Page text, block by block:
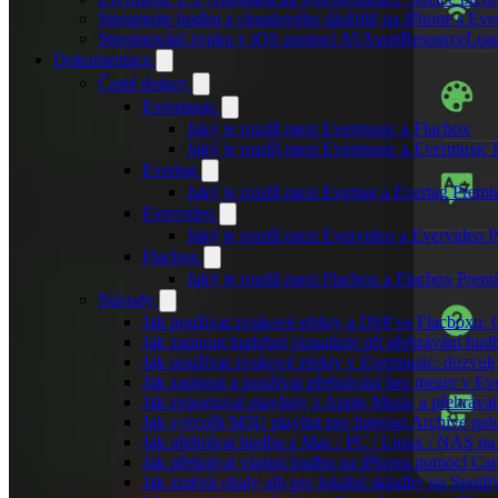
Streamujte hudbu z cloudového úložiště na iPhone s
Streamování zvuku v iOS pomocí
Dokumentace
Časté dotazy
Evermusic
Jaký je rozdíl mezi Evermusic a Flacbox
Jaký je rozdíl mezi Evermusic a Evermusic
Evertag
Jaký je rozdíl mezi Evertag a Evertag
Evervideo
Jaký je rozdíl mezi Evervideo a Evervideo
Flacbox
Jaký je rozdíl mezi Flacbox a Flacbox
Návody
Jak používat zvukové efekty a DSP ve Flacboxu:
Jak zapnout hudební vizualizér při přehrávání
Jak používat zvukové efekty v Evermusic:
Jak zapnout a používat přehrávání bez mezer v
Jak exportovat playlisty z Apple Music a
Jak vytvořit M3U playlist pro Internet Archive
Jak přehrávat hudbu z Mac / PC / Linux / NAS
Jak přehrávat vlastní hudbu na iPhonu pomocí
Jak změnit obaly alb pro lokální skladby na